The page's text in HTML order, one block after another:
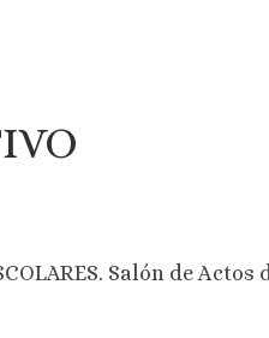
Salón de